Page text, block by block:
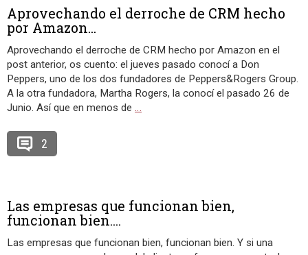
Aprovechando el derroche de CRM hecho
por Amazon...
Aprovechando el derroche de CRM hecho por Amazon en el
post anterior, os cuento: el jueves pasado conocí a Don
Peppers, uno de los dos fundadores de Peppers&Rogers Group.
A la otra fundadora, Martha Rogers, la conocí el pasado 26 de
Junio. Así que en menos de …
2
Las empresas que funcionan bien,
funcionan bien....
Las empresas que funcionan bien, funcionan bien. Y si una